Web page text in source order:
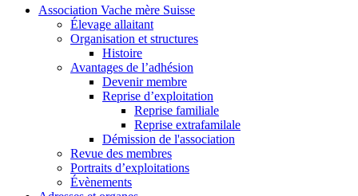
Association Vache mère Suisse
Élevage allaitant
Organisation et structures
Histoire
Avantages de l’adhésion
Devenir membre
Reprise d’exploitation
Reprise familiale
Reprise extrafamilale
Démission de l'association
Revue des membres
Portraits d’exploitations
Évènements